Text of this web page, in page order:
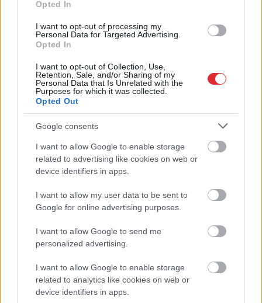
Opted In
I want to opt-out of processing my
Personal Data for Targeted Advertising.
Opted In
I want to opt-out of Collection, Use,
Retention, Sale, and/or Sharing of my
Personal Data that Is Unrelated with the
Purposes for which it was collected.
Opted Out
Google consents
I want to allow Google to enable storage
related to advertising like cookies on web or
device identifiers in apps.
I want to allow my user data to be sent to
Google for online advertising purposes.
I want to allow Google to send me
personalized advertising.
I want to allow Google to enable storage
related to analytics like cookies on web or
device identifiers in apps.
apmeklētāji sāk
dusmoties
“Tikaibagātie izmanto
sabiedrisko transportu?”
Ģimene gribēja pavizināties
ar vilcienu, bet biļešu cena
lika pārdomāt
Atcelt Ziņot